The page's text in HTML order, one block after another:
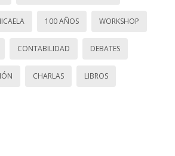
100 AÑOS WORKSHOP
CONTABILIDAD DEBATES
CHARLAS LIBROS